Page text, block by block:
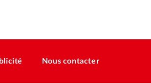
Nous contacter